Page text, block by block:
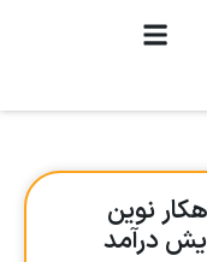
ایران ۲۰۲۵: ۷ راهکار نوین
درآمد